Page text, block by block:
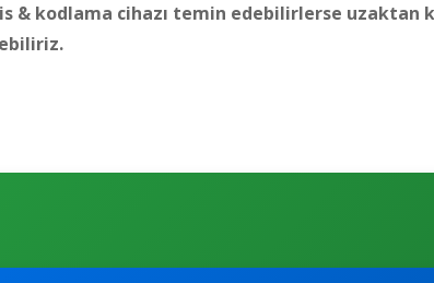
& kodlama cihazı temin edebilirlerse uzaktan